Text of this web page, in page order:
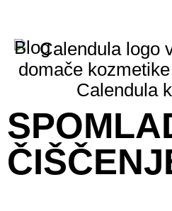
Blog